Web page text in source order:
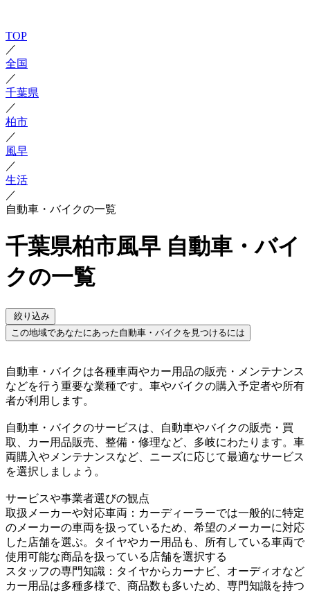
TOP
／
全国
／
千葉県
／
柏市
／
風早
／
生活
／
自動車・バイクの一覧
千葉県柏市風早 自動車・バイ
クの一覧
絞り込み
この地域であなたにあった自動車・バイクを見つけるには
自動車・バイクは各種車両やカー用品の販売・メンテナンス
などを行う重要な業種です。車やバイクの購入予定者や所有
者が利用します。
自動車・バイクのサービスは、自動車やバイクの販売・買
取、カー用品販売、整備・修理など、多岐にわたります。車
両購入やメンテナンスなど、ニーズに応じて最適なサービス
を選択しましょう。
サービスや事業者選びの観点
取扱メーカーや対応車両：カーディーラーでは一般的に特定
のメーカーの車両を扱っているため、希望のメーカーに対応
した店舗を選ぶ。タイヤやカー用品も、所有している車両で
使用可能な商品を扱っている店舗を選択する
スタッフの専門知識：タイヤからカーナビ、オーディオなど
カー用品は多種多様で、商品数も多いため、専門知識を持つ